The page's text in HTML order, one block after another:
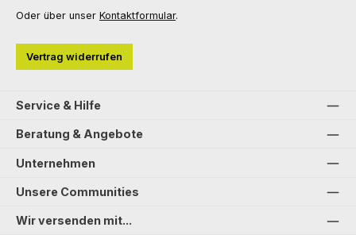
Oder über unser Kontaktformular.
Vertrag widerrufen
Service & Hilfe
Beratung & Angebote
Unternehmen
Unsere Communities
Wir versenden mit...